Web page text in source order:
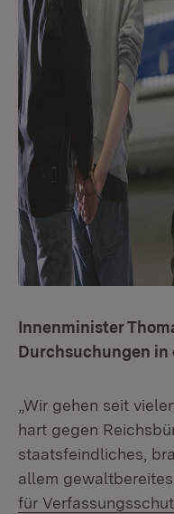
Innenminister
Durchsuchungen in
„Wir gehen seit
hart gegen
staatsfeindliches,
allem
für